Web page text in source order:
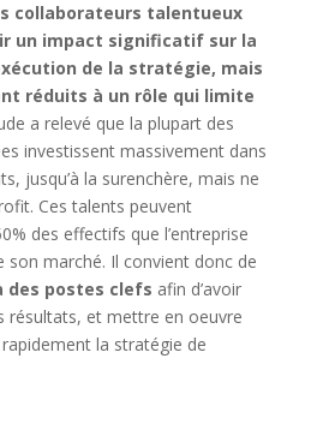
collaborateurs talentueux
un impact significatif sur la
de la stratégie, mais
réduits à un rôle qui limite
a relevé que la plupart des
investissent massivement dans
jusqu’à la surenchère, mais ne
Ces talents peuvent
des effectifs que l’entreprise
son marché. Il convient donc de
des postes clefs afin d’avoir
résultats, et mettre en oeuvre
la stratégie de